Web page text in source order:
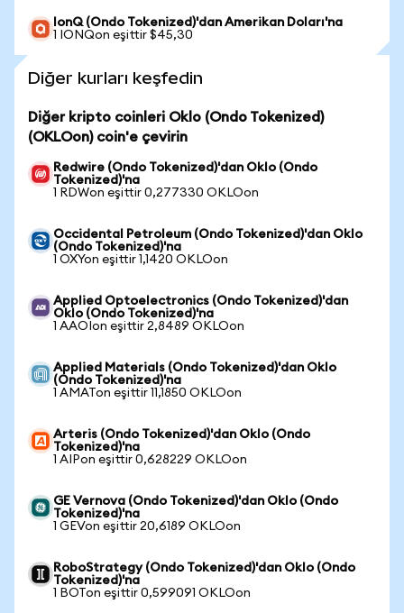
IonQ (Ondo Tokenized)'dan Amerikan Doları'na
1 IONQon eşittir $45,30
Diğer kurları keşfedin
Diğer kripto coinleri Oklo (Ondo Tokenized)
(OKLOon) coin'e çevirin
Redwire (Ondo Tokenized)'dan Oklo (Ondo
Tokenized)'na
1 RDWon eşittir 0,277330 OKLOon
Occidental Petroleum (Ondo Tokenized)'dan Oklo
(Ondo Tokenized)'na
1 OXYon eşittir 1,1420 OKLOon
Applied Optoelectronics (Ondo Tokenized)'dan
Oklo (Ondo Tokenized)'na
1 AAOIon eşittir 2,8489 OKLOon
Applied Materials (Ondo Tokenized)'dan Oklo
(Ondo Tokenized)'na
1 AMATon eşittir 11,1850 OKLOon
Arteris (Ondo Tokenized)'dan Oklo (Ondo
Tokenized)'na
1 AIPon eşittir 0,628229 OKLOon
GE Vernova (Ondo Tokenized)'dan Oklo (Ondo
Tokenized)'na
1 GEVon eşittir 20,6189 OKLOon
RoboStrategy (Ondo Tokenized)'dan Oklo (Ondo
Tokenized)'na
1 BOTon eşittir 0,599091 OKLOon